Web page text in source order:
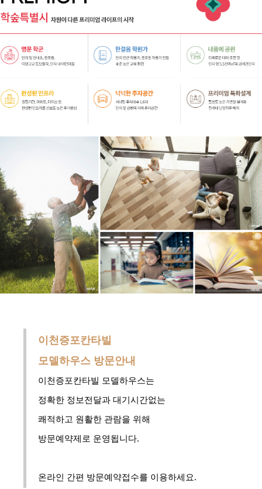
이천증포칸타빌
모델하우스 방문안내
이천증포칸타빌 모델하우스는
정확한 정보전달과 대기시간없는
쾌적하고 원활한 관람을 위해
방문예약제로 운영됩니다.
온라인 간편 방문예약접수를 이용하세요.